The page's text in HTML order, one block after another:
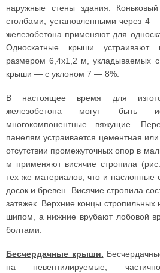
наружные стены здания.
столбами, установленными через 4
железобетона применяют для
Односкатные крыши устраивают
размером 6,4х1,2 м, укладываемых
крыши — с уклоном 7 — 8%.
В настоящее время для
железобетона могут быть
многокомпонентные вяжущие.
панелям устраивается цементная
отсутствии промежуточных опор в
м применяют висячие стропила
тех же материалов, что и наслонные
досок и бревен. Висячие стропила
затяжек. Верхние концы
шипом, а нижние врубают лобовой
болтами.
Бесчердачные крыши.
па невентилируемые,